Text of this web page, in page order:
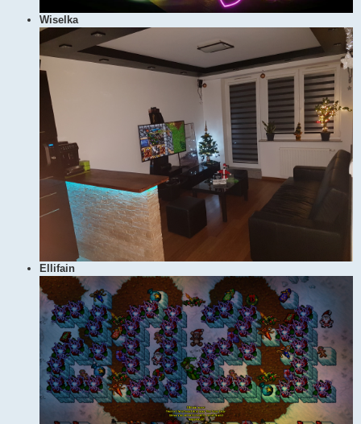
Wiselka
Ellifain